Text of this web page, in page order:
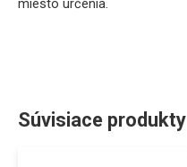
miesto určenia.
Súvisiace produkty